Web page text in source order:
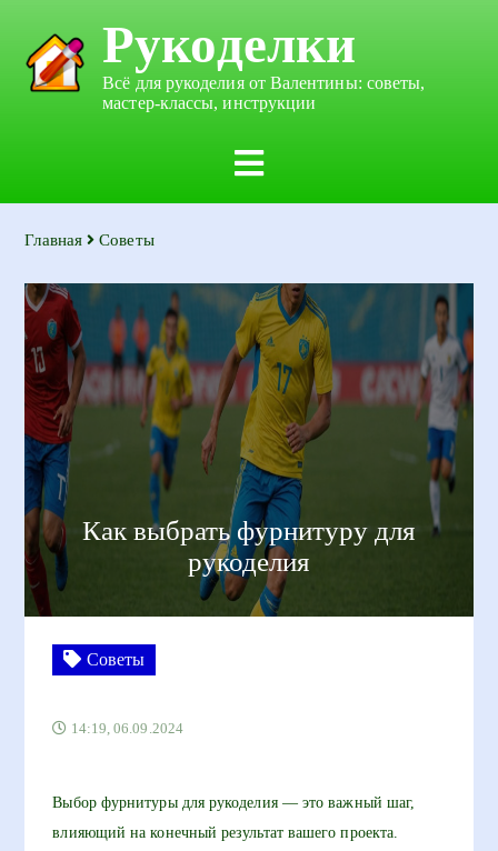
Рукоделки
Всё для рукоделия от Валентины: советы,
мастер-классы, инструкции
Главная Советы
Как выбрать фурнитуру для
рукоделия
Советы
14:19, 06.09.2024
Выбор фурнитуры для рукоделия — это важный шаг,
влияющий на конечный результат вашего проекта.